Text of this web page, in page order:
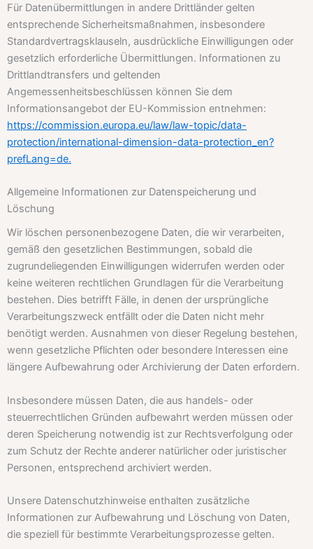
Für Datenübermittlungen in andere Drittländer gelten
entsprechende Sicherheitsmaßnahmen, insbesondere
Standardvertragsklauseln, ausdrückliche Einwilligungen oder
gesetzlich erforderliche Übermittlungen. Informationen zu
Drittlandtransfers und geltenden
Angemessenheitsbeschlüssen können Sie dem
Informationsangebot der EU-Kommission entnehmen:
https://commission.europa.eu/law/law-topic/data-
protection/international-dimension-data-protection_en?
prefLang=de.
Allgemeine Informationen zur Datenspeicherung und
Löschung
Wir löschen personenbezogene Daten, die wir verarbeiten,
gemäß den gesetzlichen Bestimmungen, sobald die
zugrundeliegenden Einwilligungen widerrufen werden oder
keine weiteren rechtlichen Grundlagen für die Verarbeitung
bestehen. Dies betrifft Fälle, in denen der ursprüngliche
Verarbeitungszweck entfällt oder die Daten nicht mehr
benötigt werden. Ausnahmen von dieser Regelung bestehen,
wenn gesetzliche Pflichten oder besondere Interessen eine
längere Aufbewahrung oder Archivierung der Daten erfordern.
Insbesondere müssen Daten, die aus handels- oder
steuerrechtlichen Gründen aufbewahrt werden müssen oder
deren Speicherung notwendig ist zur Rechtsverfolgung oder
zum Schutz der Rechte anderer natürlicher oder juristischer
Personen, entsprechend archiviert werden.
Unsere Datenschutzhinweise enthalten zusätzliche
Informationen zur Aufbewahrung und Löschung von Daten,
die speziell für bestimmte Verarbeitungsprozesse gelten.